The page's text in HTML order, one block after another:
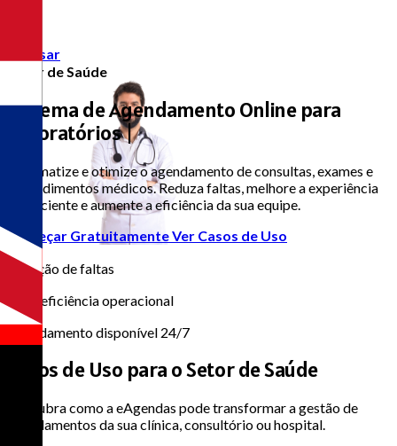
Acessar
Setor de Saúde
Sistema de Agendamento Online para
Laboratórios e Hospitai
Automatize e otimize o agendamento de consultas, exames e
procedimentos médicos. Reduza faltas, melhore a experiência
do paciente e aumente a eficiência da sua equipe.
Começar GratuitamenteVer Casos de Uso
95%
Redução de faltas
Mais eficiência operacional
24/7
Agendamento disponível 24/7
Casos de Uso para oSetor de Saúde
Descubra como a eAgendas pode transformar a gestão de
agendamentos da sua clínica, consultório ou hospital.